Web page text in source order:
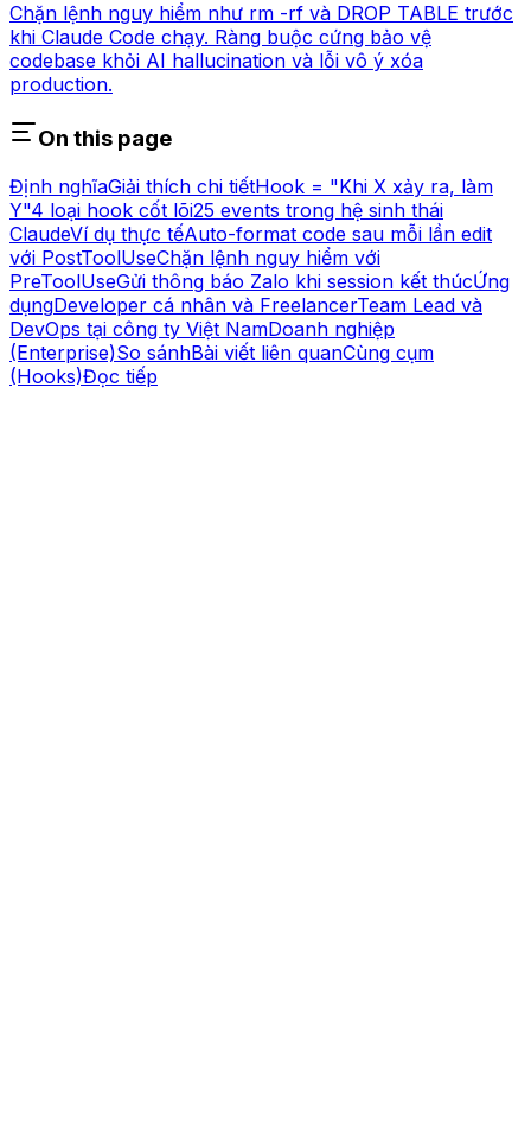
Chặn lệnh nguy hiểm như rm -rf và DROP TABLE trước
khi Claude Code chạy. Ràng buộc cứng bảo vệ
codebase khỏi AI hallucination và lỗi vô ý xóa
production.
On this page
Định nghĩaGiải thích chi tiếtHook = "Khi X xảy ra, làm
Y"4 loại hook cốt lõi25 events trong hệ sinh thái
ClaudeVí dụ thực tếAuto-format code sau mỗi lần edit
với PostToolUseChặn lệnh nguy hiểm với
PreToolUseGửi thông báo Zalo khi session kết thúcỨng
dụngDeveloper cá nhân và FreelancerTeam Lead và
DevOps tại công ty Việt NamDoanh nghiệp
(Enterprise)So sánhBài viết liên quanCùng cụm
(Hooks)Đọc tiếp